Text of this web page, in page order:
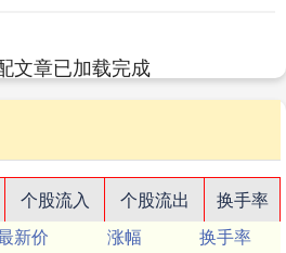
文章已加载完成
个股流入 个股流出
换手率
新价 涨幅
换手率